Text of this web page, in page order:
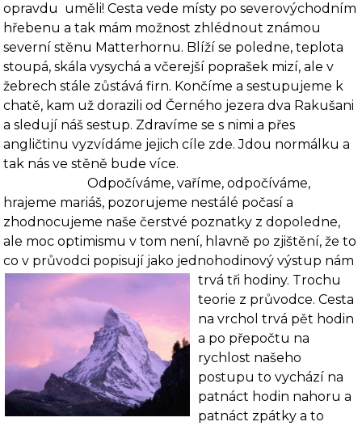
opravdu uměli! Cesta vede místy po severovýchodním
hřebenu a tak mám možnost zhlédnout známou
severní stěnu Matterhornu. Blíží se poledne, teplota
stoupá, skála vysychá a včerejší poprašek mizí, ale v
žebrech stále zůstává firn. Končíme a sestupujeme k
chatě, kam už dorazili od Černého jezera dva Rakušani
a sledují náš sestup. Zdravíme se s nimi a přes
angličtinu vyzvídáme jejich cíle zde. Jdou normálku a
tak nás ve stěně bude více.
Odpočíváme, vaříme, odpočíváme,
hrajeme mariáš, pozorujeme nestálé po­časí a
zhodnocujeme naše čerstvé poznatky z dopoledne,
ale moc optimismu v tom není, hlavně po zjištění, že to
co v průvodci popisují jako jednohodinový výstup nám
trvá tři ho­diny. Trochu
teorie z průvodce. Cesta
na vrchol trvá pět hodin
a po přepočtu na
rychlost na­šeho
postupu to vychází na
patnáct hodin nahoru a
patnáct zpátky a to